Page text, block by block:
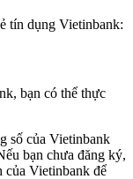
tín dụng Vietinbank:
bạn có thể thực
số của Vietinbank
bạn chưa đăng ký,
Vietinbank để